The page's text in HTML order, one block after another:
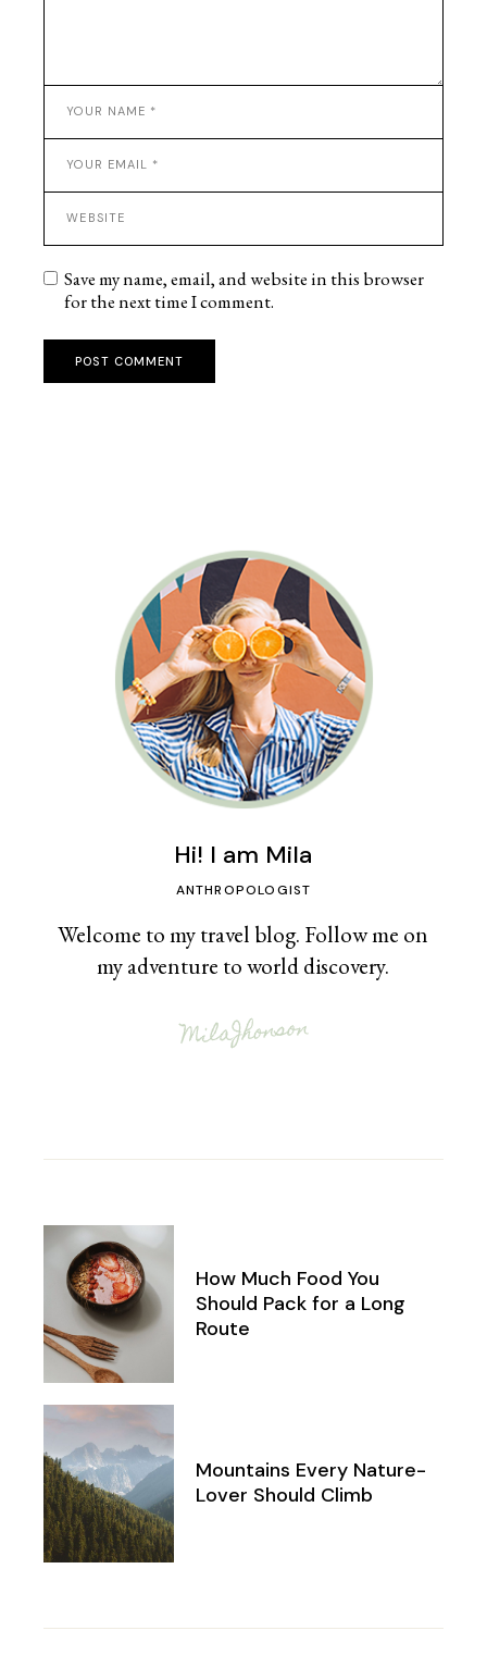
Save my name, email, and website in this browser
for the next time I comment.
POST COMMENT
Hi! I am Mila
ANTHROPOLOGIST
Welcome to my travel blog. Follow me on
my adventure to world discovery.
How Much Food You
Should Pack for a Long
Route
Mountains Every Nature-
Lover Should Climb